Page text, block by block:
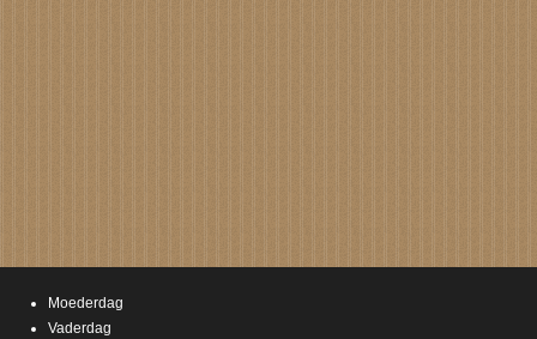
Moederdag
Vaderdag